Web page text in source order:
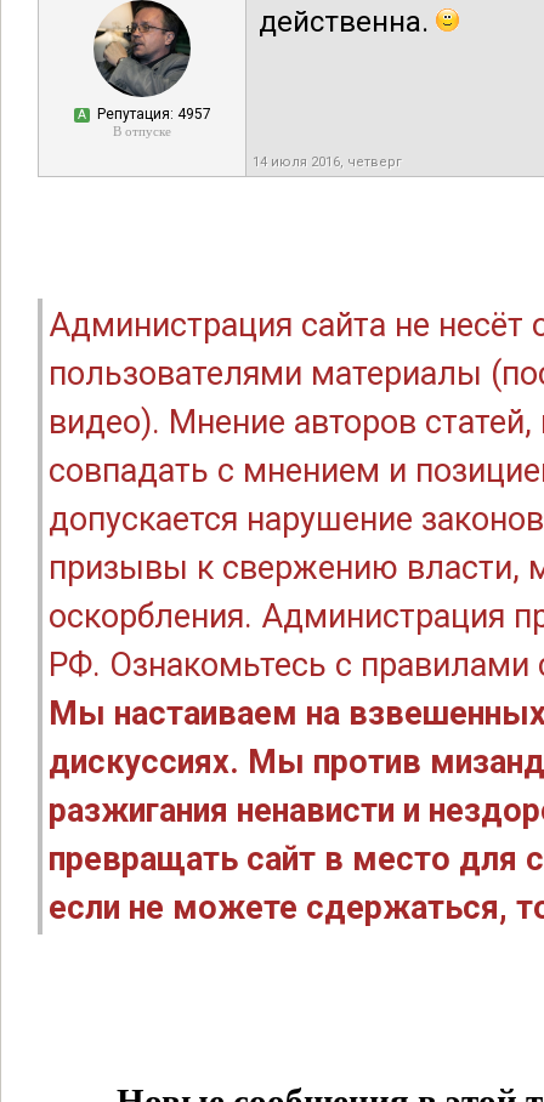
А Репутация: 4957
В отпуске
действенна.
14 июля 2016, четверг
Администрация сайта не
пользователями материалы
видео). Мнение авторов
совпадать с мнением и
допускается нарушение
призывы к свержению власти,
оскорбления. Администрация
РФ. Ознакомьтесь с правилами
Мы настаиваем на
дискуссиях. Мы против
разжигания ненависти и
превращать сайт в место для
если не можете сдержаться,